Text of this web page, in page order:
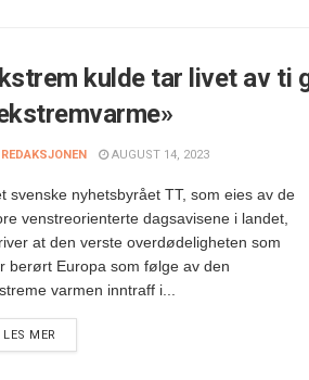
kulde tar livet av ti
REDAKSJONEN AUGUST 14, 2023
svenske nyhetsbyrået TT, som eies av de
venstreorienterte dagsavisene i landet,
at den verste overdødeligheten som
berørt Europa som følge av den
varmen inntraff i...
LES MER